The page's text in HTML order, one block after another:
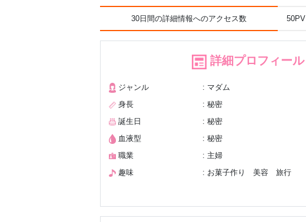
30日間の詳細情報へのアクセス数 50PV
詳細プロフィール
ジャンル
: マダム
身長
: 秘密
誕生日
: 秘密
血液型
: 秘密
職業
: 主婦
趣味
: お菓子作り 美容 旅行